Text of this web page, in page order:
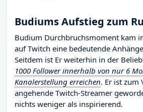
Budiums Aufstieg zum
Budium Durchbruchsmoment kam
auf Twitch eine bedeutende
Seitdem ist Er weiterhin in der
1000 Follower innerhalb von nur 6
Kanalerstellung erreichen. Er ist zum
angehende Twitch-Streamer
nichts weniger als inspirierend.